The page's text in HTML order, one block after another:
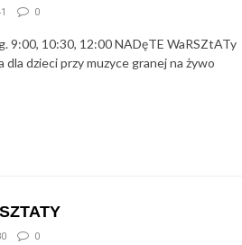
0
9:00, 10:30, 12:00 NADęTE WaRSZtATy
dla dzieci przy muzyce granej na żywo
0